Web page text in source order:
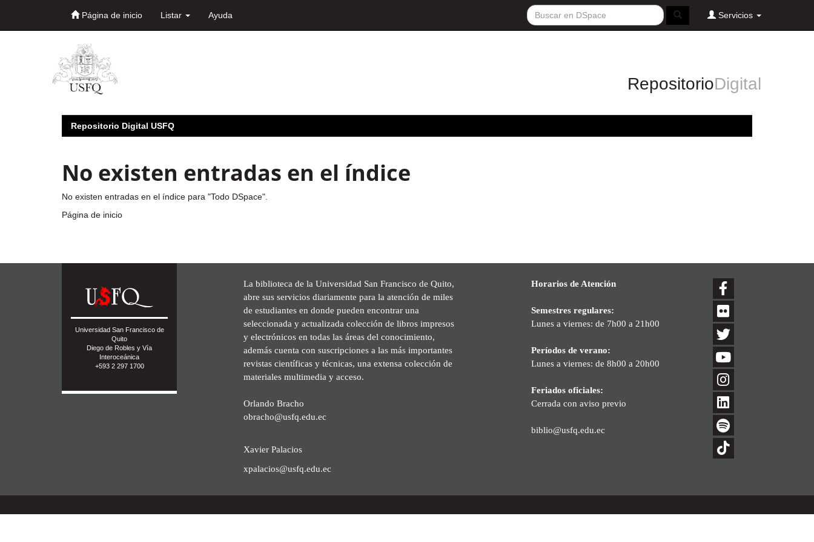
Página de inicio Listar Ayuda Servicios
RepositorioDigital
Repositorio Digital USFQ
No existen entradas en el índice
No existen entradas en el índice para "Todo DSpace".
Página de inicio
Universidad San Francisco de
Quito
Diego de Robles y Vía
Interoceánica
+593 2 297 1700
La biblioteca de la Universidad San Francisco de Quito,
abre sus servicios diariamente para la atención de miles
de estudiantes en donde pueden encontrar una
seleccionada y actualizada colección de libros impresos
y electrónicos en todas las áreas del conocimiento,
además cuenta con suscripciones a las más importantes
revistas científicas y técnicas, una extensa colección de
materiales multimedia y acceso.
Orlando Bracho
obracho@usfq.edu.ec
Xavier Palacios
xpalacios@usfq.edu.ec
Horarios de Atención
Semestres regulares:
Lunes a viernes: de 7h00 a 21h00
Períodos de verano:
Lunes a viernes: de 8h00 a 20h00
Feriados oficiales:
Cerrada con aviso previo
biblio@usfq.edu.ec